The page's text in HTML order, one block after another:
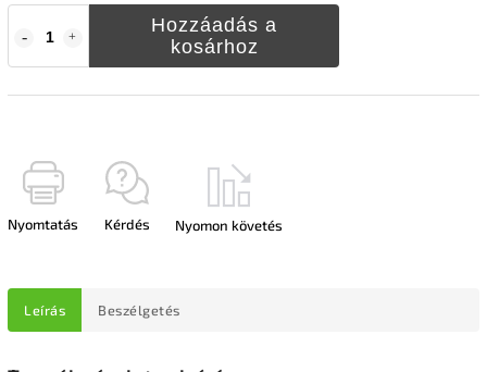
Hozzáadás a
kosárhoz
Nyomtatás Kérdés Nyomon követés
Leírás Beszélgetés